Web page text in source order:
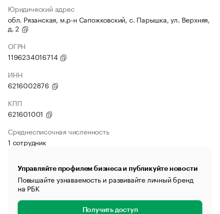
Юридический адрес
обл. Рязанская, м.р-н Сапожковский, с. Парышка, ул. Верхняя,
д. 2
ОГРН
1196234016714
ИНН
6216002876
КПП
621601001
Среднесписочная численность
1 сотрудник
Управляйте профилем бизнеса и публикуйте новости
Повышайте узнаваемость и развивайте личный бренд
на РБК
Получить доступ